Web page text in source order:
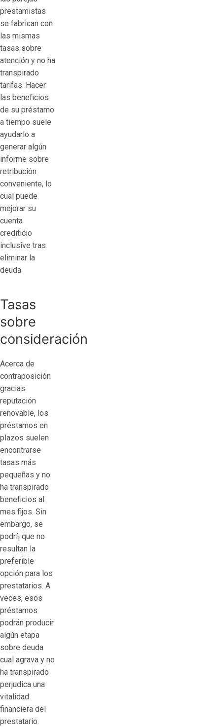
prestamistas
se fabrican con
las mismas
tasas sobre
atención y no ha
transpirado
tarifas. Hacer
las beneficios
de su préstamo
a tiempo suele
ayudarlo a
generar algún
informe sobre
retribución
conveniente, lo
cual puede
mejorar su
cuenta
crediticio
inclusive tras
eliminar la
deuda.
Tasas
sobre
consideración
Acerca de
contraposición
gracias
reputación
renovable, los
préstamos en
plazos suelen
encontrarse
tasas más
pequeñas y no
ha transpirado
beneficios al
mes fijos. Sin
embargo, se
podrí¡ que no
resultan la
preferible
opción para los
prestatarios. A
veces, esos
préstamos
podrán producir
algún etapa
sobre deuda
cual agrava y no
ha transpirado
perjudica una
vitalidad
financiera del
prestatario.